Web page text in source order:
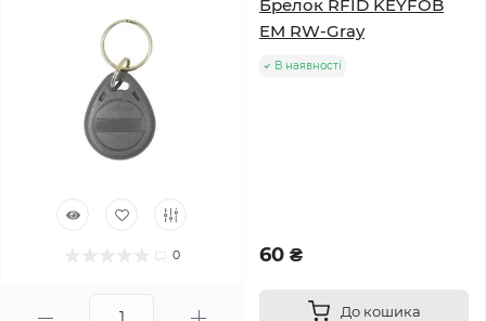
0
Брелок RFID KEYFOB
EM RW-Gray
В наявності
60 ₴
До кошика